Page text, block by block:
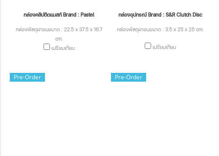
กล่องคลิปติดแมสก์ Brand : Pastel
กล่องพัสดุฝาชนขนาด : 22.5 x 37.5 x 16.7
cm.
เปรียบเทียบ
กล่องอุปกรณ์ Brand : S&R Clutch Disc
กล่องพัสดุฝาชนขนาด : 3.5 x 25 x 25 cm.
เปรียบเทียบ
Pre-Order Pre-Order